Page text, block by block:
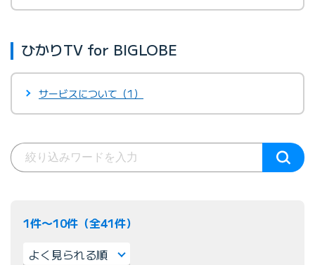
ひかりTV for BIGLOBE
サービスについて（1）
1件〜10件（全41件）